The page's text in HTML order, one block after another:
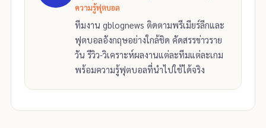
ความรู้ฟุตบอล
ทีมงาน gblognews ติดตามพรีเมียร์ลีกและ
ฟุตบอลอังกฤษอย่างใกล้ชิด คัดสรรข่าวราย
วัน รีวิว-วิเคราะห์ผลงานแต่ละทีมแต่ละเกม
พร้อมความรู้ฟุตบอลที่นำไปใช้ได้จริง